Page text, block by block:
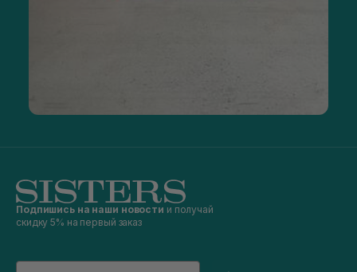
Подпишись на наши новости и получай
скидку 5% на первый заказ
Email